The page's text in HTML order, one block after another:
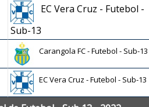
EC Vera Cruz - Futebol -
Sub-13
Carangola FC - Futebol - Sub-13
EC Vera Cruz - Futebol - Sub-13